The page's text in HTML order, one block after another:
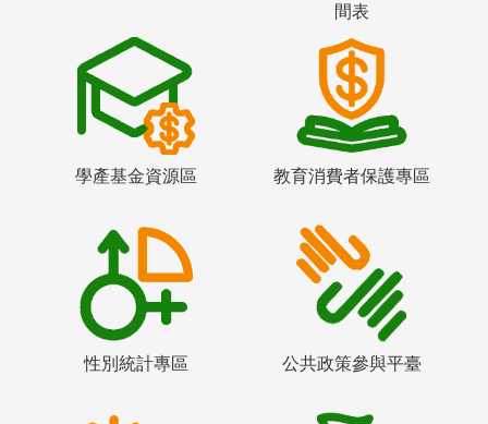
間表
學產基金資源區 教育消費者保護專區
性別統計專區 公共政策參與平臺